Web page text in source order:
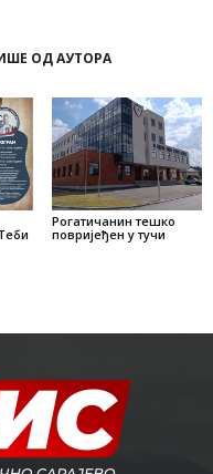
ОД АУТОРА
Рогатичанин тешко
повријеђен у тучи